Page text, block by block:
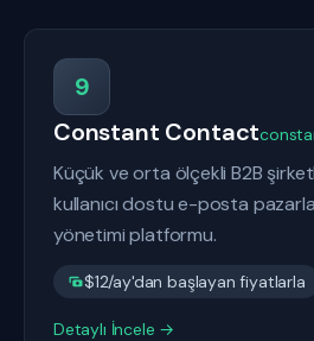
9
Constant Contact
Küçük ve orta ölçekli B2B
kullanıcı dostu e-posta
yönetimi platformu.
$12/ay'dan başlayan fiyatlarla
Detaylı İncele →